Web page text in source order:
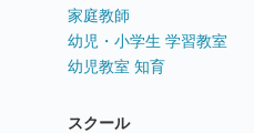
家庭教師
幼児・小学生 学習教室
幼児教室 知育
スクール